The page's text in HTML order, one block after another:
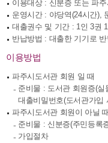
이용대상 : 신분증 또는 파
운영시간 : 야당역(24시간),
대출권수 및 기간 : 1인 3권
반납방법 : 대출한 기기로
이용방법
파주시도서관 회원 일 때
준비물 : 도서관 회원증(
대출비밀번호(도서관가입
파주시도서관 회원이 아닐 때
준비물 : 신분증(주민등록
가입절차